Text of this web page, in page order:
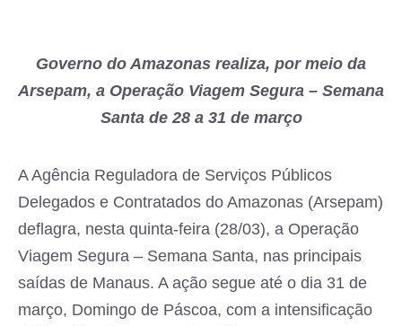
Governo do Amazonas realiza, por meio da
Arsepam, a Operação Viagem Segura – Semana
Santa de 28 a 31 de março
A Agência Reguladora de Serviços Públicos
Delegados e Contratados do Amazonas (Arsepam)
deflagra, nesta quinta-feira (28/03), a Operação
Viagem Segura – Semana Santa, nas principais
saídas de Manaus. A ação segue até o dia 31 de
março, Domingo de Páscoa, com a intensificação